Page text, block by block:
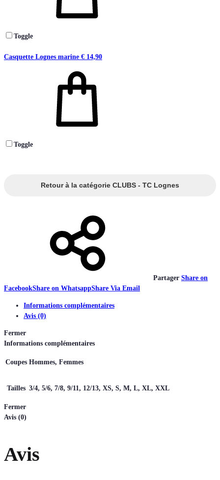
Toggle
Casquette Lognes marine € 14,90
Toggle
Retour à la catégorie CLUBS - TC Lognes
Partager Share on
FacebookShare on WhatsappShare Via Email
Informations complémentaires
Avis (0)
Fermer
Informations complémentaires
Coupes Hommes, Femmes
Tailles 3/4, 5/6, 7/8, 9/11, 12/13, XS, S, M, L, XL, XXL
Fermer
Avis (0)
Avis